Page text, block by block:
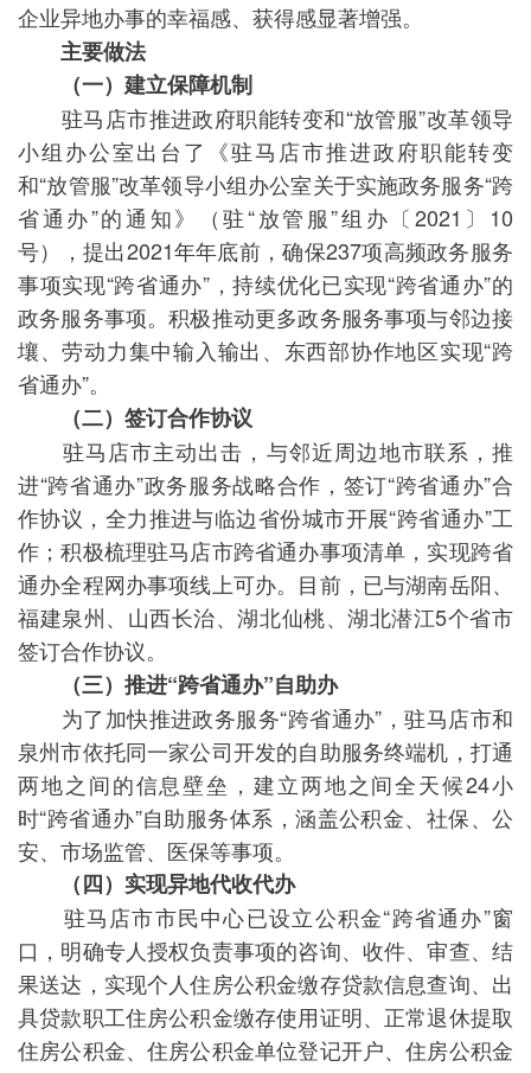
企业异地办事的幸福感、获得感显著增强。
主要做法
（一）建立保障机制
驻马店市推进政府职能转变和“放管服”改革领导
小组办公室出台了《驻马店市推进政府职能转变
和“放管服”改革领导小组办公室关于实施政务服务“跨
省通办”的通知》（驻“放管服”组办〔2021〕10
号），提出2021年年底前，确保237项高频政务服务
事项实现“跨省通办”，持续优化已实现“跨省通办”的
政务服务事项。积极推动更多政务服务事项与邻边接
壤、劳动力集中输入输出、东西部协作地区实现“跨
省通办”。
（二）签订合作协议
驻马店市主动出击，与邻近周边地市联系，推
进“跨省通办”政务服务战略合作，签订“跨省通办”合
作协议，全力推进与临边省份城市开展“跨省通办”工
作；积极梳理驻马店市跨省通办事项清单，实现跨省
通办全程网办事项线上可办。目前，已与湖南岳阳、
福建泉州、山西长治、湖北仙桃、湖北潜江5个省市
签订合作协议。
（三）推进“跨省通办”自助办
为了加快推进政务服务“跨省通办”，驻马店市和
泉州市依托同一家公司开发的自助服务终端机，打通
两地之间的信息壁垒，建立两地之间全天候24小
时“跨省通办”自助服务体系，涵盖公积金、社保、公
安、市场监管、医保等事项。
（四）实现异地代收代办
驻马店市市民中心已设立公积金“跨省通办”窗
口，明确专人授权负责事项的咨询、收件、审查、结
果送达，实现个人住房公积金缴存贷款信息查询、出
具贷款职工住房公积金缴存使用证明、正常退休提取
住房公积金、住房公积金单位登记开户、住房公积金